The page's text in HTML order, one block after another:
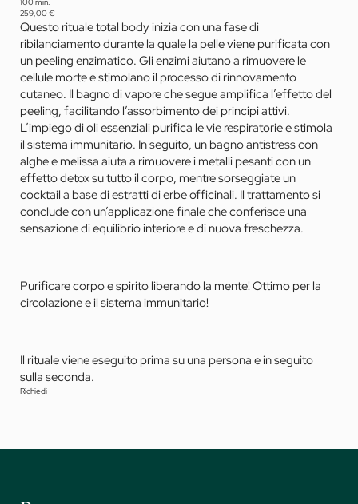
05 Offerte
06 Attività
07 Eventi
259,00 €
Questo rituale total body inizia con una fase di
ribilanciamento durante la quale la pelle viene purificata con
un peeling enzimatico. Gli enzimi aiutano a rimuovere le
cellule morte e stimolano il processo di rinnovamento
cutaneo. Il bagno di vapore che segue amplifica l’effetto del
peeling, facilitando l’assorbimento dei principi attivi.
L’impiego di oli essenziali purifica le vie respiratorie e stimola
il sistema immunitario. In seguito, un bagno antistress con
alghe e melissa aiuta a rimuovere i metalli pesanti con un
effetto detox su tutto il corpo, mentre sorseggiate un
cocktail a base di estratti di erbe officinali. Il trattamento si
conclude con un’applicazione finale che conferisce una
sensazione di equilibrio interiore e di nuova freschezza.
Purificare corpo e spirito liberando la mente! Ottimo per la
circolazione e il sistema immunitario!
Il rituale viene eseguito prima su una persona e in seguito
sulla seconda.
Richiedi